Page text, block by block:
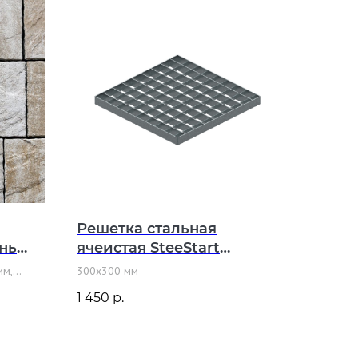
Решетка стальная
ячеистая SteeStart
300х300 В125
300x300 мм
1 450 р.